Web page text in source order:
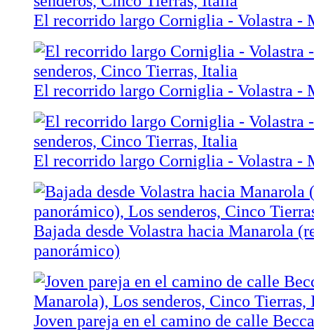
El recorrido largo Corniglia - Volastra -
El recorrido largo Corniglia - Volastra -
El recorrido largo Corniglia - Volastra -
Bajada desde Volastra hacia Manarola
panorámico)
Joven pareja en el camino de calle